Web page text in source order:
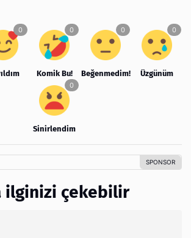
Komik Bu! Beğenmedim! Üzgünüm
Sinirlendim
ilginizi çekebilir